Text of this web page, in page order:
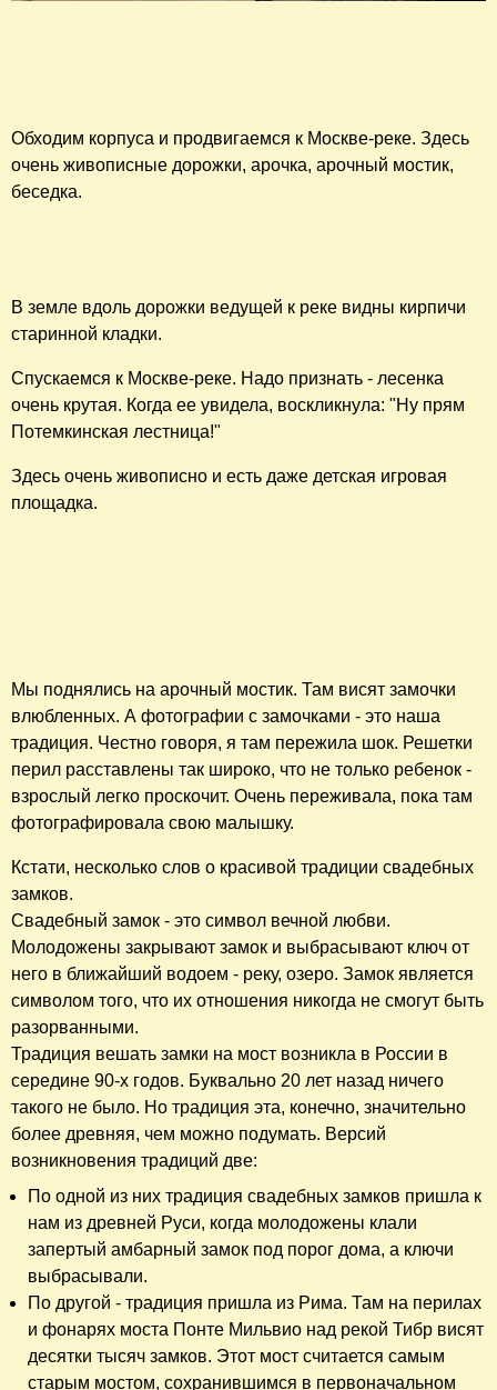
Обходим корпуса и продвигаемся к Москве-реке. Здесь
очень живописные дорожки, арочка, арочный мостик,
беседка.
В земле вдоль дорожки ведущей к реке видны кирпичи
старинной кладки.
Спускаемся к Москве-реке. Надо признать - лесенка
очень крутая. Когда ее увидела, воскликнула: "Ну прям
Потемкинская лестница!"
Здесь очень живописно и есть даже детская игровая
площадка.
Мы поднялись на арочный мостик. Там висят замочки
влюбленных. А фотографии с замочками - это наша
традиция. Честно говоря, я там пережила шок. Решетки